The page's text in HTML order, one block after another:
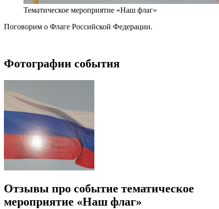
Тематическое мероприятие «Наш флаг»
Поговорим о Флаге Российской Федерации.
Фотографии события
Отзывы про событие тематическое
мероприятие «Наш флаг»